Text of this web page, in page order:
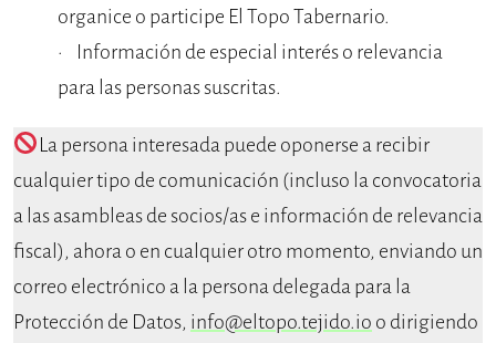
organice o participe El Topo Tabernario.
Información de especial interés o relevancia
para las personas suscritas.
La persona interesada puede oponerse a recibir
cualquier tipo de comunicación (incluso la convocatoria
a las asambleas de socios/as e información de relevancia
fiscal), ahora o en cualquier otro momento, enviando un
correo electrónico a la persona delegada para la
Protección de Datos, info@eltopo.tejido.io o dirigiendo